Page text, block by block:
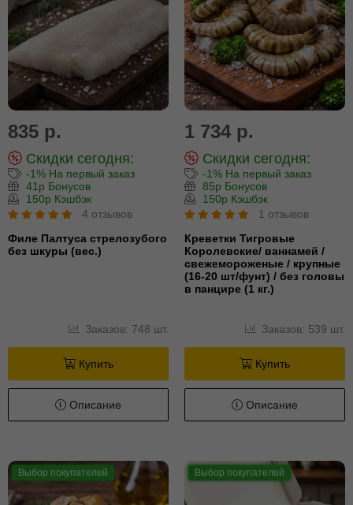
835 р.
Скидки сегодня:
-1% На первый заказ
41р Бонусов
150р Кэшбэк
4 отзывов
Филе Палтуса стрелозубого
без шкуры (вес.)
Заказов: 748 шт.
Купить
Описание
1 734 р.
Скидки сегодня:
-1% На первый заказ
85р Бонусов
150р Кэшбэк
1 отзывов
Креветки Тигровые
Королевские/ ваннамей /
свежемороженые / крупные
(16-20 шт/фунт) / без головы
в панцире (1 кг.)
Заказов: 539 шт.
Купить
Описание
Выбор покупателей Выбор покупателей